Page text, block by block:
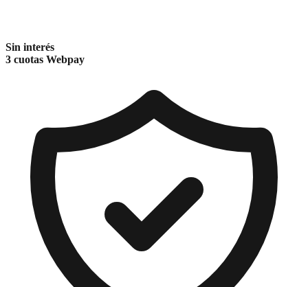
Sin interés
3 cuotas Webpay